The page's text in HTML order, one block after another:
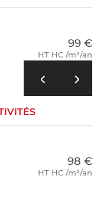
99 €
HT HC /m²/an
98 €
HT HC /m²/an